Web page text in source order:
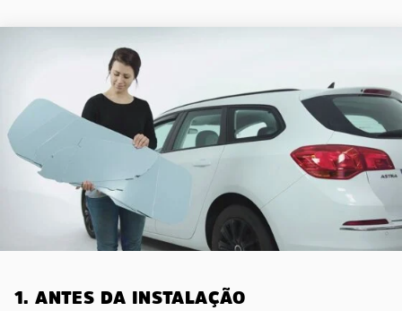
1. ANTES DA INSTALAÇÃO